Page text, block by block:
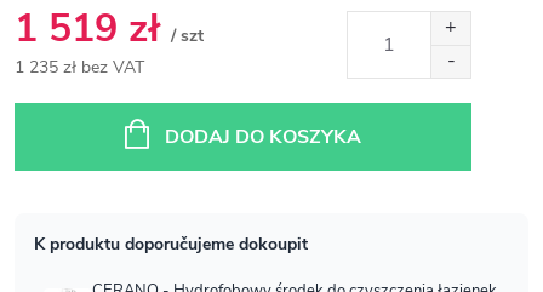
1 519 zł / szt
1 235 zł bez VAT
DODAJ DO KOSZYKA